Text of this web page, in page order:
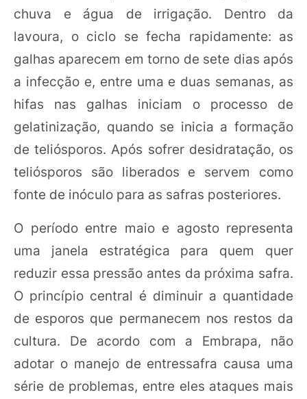
chuva e água de irrigação. Dentro da
lavoura, o ciclo se fecha rapidamente: as
galhas aparecem em torno de sete dias após
a infecção e, entre uma e duas semanas, as
hifas nas galhas iniciam o processo de
gelatinização, quando se inicia a formação
de teliósporos. Após sofrer desidratação, os
teliósporos são liberados e servem como
fonte de inóculo para as safras posteriores.
O período entre maio e agosto representa
uma janela estratégica para quem quer
reduzir essa pressão antes da próxima safra.
O princípio central é diminuir a quantidade
de esporos que permanecem nos restos da
cultura. De acordo com a Embrapa, não
adotar o manejo de entressafra causa uma
série de problemas, entre eles ataques mais